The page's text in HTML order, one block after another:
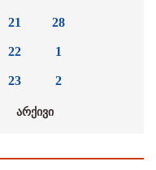
21
22
23
28
1
2